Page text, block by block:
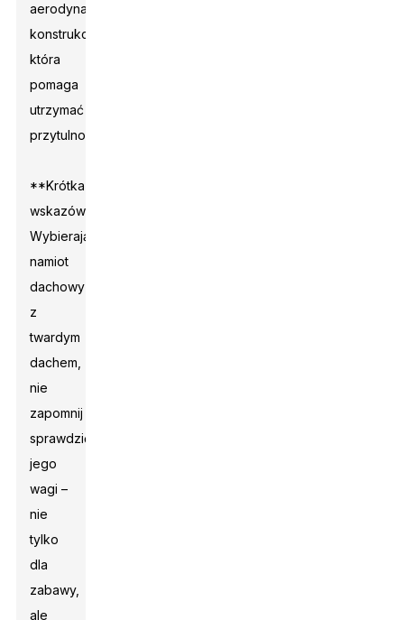
aerodynamiczną
konstrukcję,
która
pomaga
utrzymać
przytulność.
**Krótka
wskazówka:**
Wybierając
namiot
dachowy
z
twardym
dachem,
nie
zapomnij
sprawdzić
jego
wagi –
nie
tylko
dla
zabawy,
ale